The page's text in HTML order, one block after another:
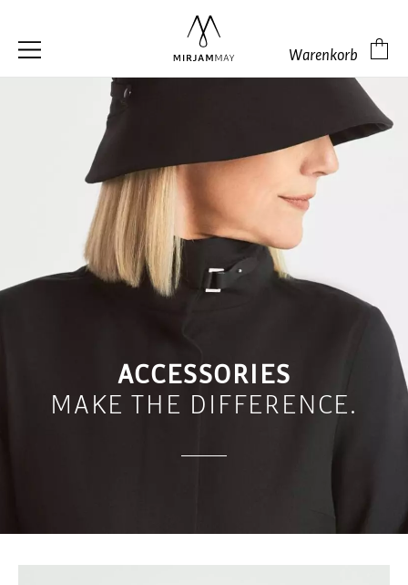
Warenkorb
ACCESSORIES
MAKE THE DIFFERENCE.